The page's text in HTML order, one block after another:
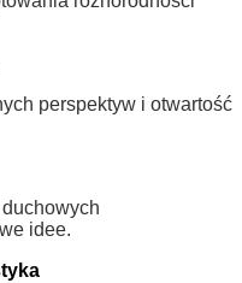
perspektyw i otwartość
idee.